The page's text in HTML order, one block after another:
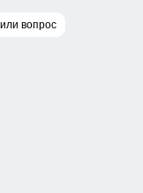
вопрос